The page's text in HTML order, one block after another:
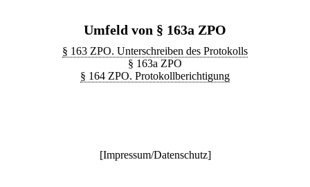
Umfeld von § 163a ZPO
§ 163 ZPO. Unterschreiben des Protokolls
§ 163a ZPO
§ 164 ZPO. Protokollberichtigung
[Impressum/Datenschutz]